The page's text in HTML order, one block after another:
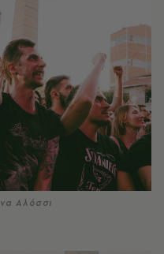
Αλόσσι